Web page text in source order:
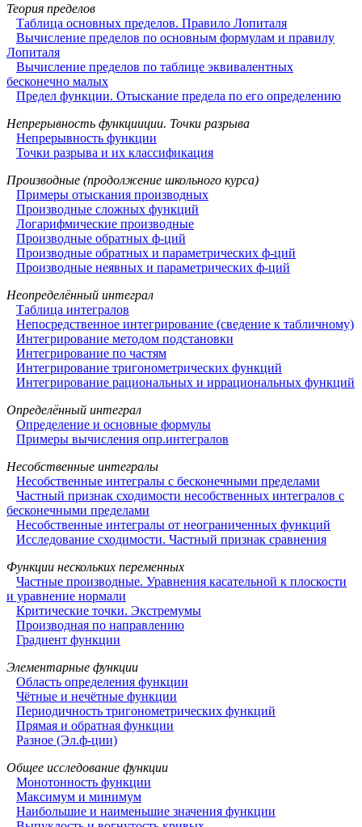
Теория пределов
Таблица основных пределов. Правило Лопиталя
Вычисление пределов по основным формулам и правилу
Лопиталя
Вычисление пределов по таблице эквивалентных
бесконечно малых
Предел функции. Отыскание предела по его определению
Непрерывность функцииции. Точки разрыва
Непрерывность функции
Точки разрыва и их классификация
Производные (продолжение школьного курса)
Примеры отыскания производных
Производные сложных функций
Логарифмические производные
Производные обратных ф-ций
Производные обратных и параметрических ф-ций
Производные неявных и параметрических ф-ций
Неопределённый интеграл
Таблица интегралов
Непосредственное интегрирование (сведение к табличному)
Интегрирование методом подстановки
Интегрирование по частям
Интегрирование тригонометрических функций
Интегрирование рациональных и иррациональных функций
Определённый интеграл
Определение и основные формулы
Примеры вычисления опр.интегралов
Несобственные интегралы
Несобственные интегралы с бесконечными пределами
Частный признак сходимости несобственных интегралов с
бесконечными пределами
Несобственные интегралы от неограниченных функций
Исследование сходимости. Частный признак сравнения
Функции нескольких переменных
Частные производные. Уравнения касательной к плоскости
и уравнение нормали
Критические точки. Экстремумы
Производная по направлению
Градиент функции
Элементарные функции
Область определения функции
Чётные и нечётные функции
Периодичность тригонометрических функций
Прямая и обратная функции
Разное (Эл.ф-ции)
Общее исследование функции
Монотонность функции
Максимум и минимум
Наибольшие и наименьшие значения функции